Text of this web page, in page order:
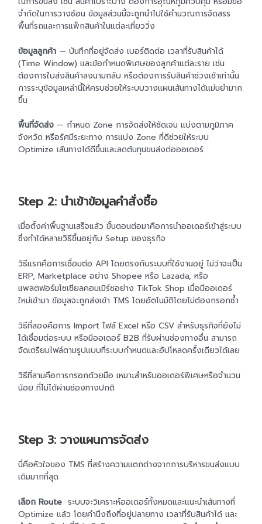
จำกัดในการวางซ้อน ข้อมูลส่วนนี้จะถูกนำไปใช้คำนวณการจัดสรร
พื้นที่รถและการแพ็กสินค้าในแต่ละเที่ยววิ่ง
ข้อมูลลูกค้า — บันทึกที่อยู่จัดส่ง เบอร์ติดต่อ เวลาที่รับสินค้าได้
(Time Window) และข้อกำหนดพิเศษของลูกค้าแต่ละราย เช่น
ต้องการใบส่งสินค้าลงนามกลับ หรือต้องการรับสินค้าช่วงเช้าเท่านั้น
การระบุข้อมูลเหล่านี้ให้ครบช่วยให้ระบบวางแผนเส้นทางได้แม่นยำมาก
ขึ้น
พื้นที่จัดส่ง — กำหนด Zone การจัดส่งให้ชัดเจน แบ่งตามภูมิภาค
จังหวัด หรือรัศมีระยะทาง การแบ่ง Zone ที่ดีช่วยให้ระบบ
Optimize เส้นทางได้ดีขึ้นและลดต้นทุนขนส่งต่อออเดอร์
Step 2: นำเข้าข้อมูลคำสั่งซื้อ
เมื่อตั้งค่าพื้นฐานเสร็จแล้ว ขั้นตอนต่อมาคือการนำออเดอร์เข้าสู่ระบบ
ซึ่งทำได้หลายวิธีขึ้นอยู่กับ Setup ของธุรกิจ
วิธีแรกคือการเชื่อมต่อ API โดยตรงกับระบบที่ใช้งานอยู่ ไม่ว่าจะเป็น
ERP, Marketplace อย่าง Shopee หรือ Lazada, หรือ
แพลตฟอร์มโซเชียลคอมเมิร์ซอย่าง TikTok Shop เมื่อมีออเดอร์
ใหม่เข้ามา ข้อมูลจะถูกส่งเข้า TMS โดยอัตโนมัติโดยไม่ต้องกรอกซ้ำ
วิธีที่สองคือการ Import ไฟล์ Excel หรือ CSV สำหรับธุรกิจที่ยังไม่
ได้เชื่อมต่อระบบ หรือมีออเดอร์ B2B ที่รับผ่านช่องทางอื่น สามารถ
จัดเตรียมไฟล์ตามรูปแบบที่ระบบกำหนดและอัปโหลดครั้งเดียวได้เลย
วิธีที่สามคือการกรอกด้วยมือ เหมาะสำหรับออเดอร์พิเศษหรือจำนวน
น้อย ที่ไม่ได้ผ่านช่องทางปกติ
Step 3: วางแผนการจัดส่ง
นี่คือหัวใจของ TMS ที่สร้างความแตกต่างจากการบริหารขนส่งแบบ
เดิมมากที่สุด
เลือก Route ระบบจะวิเคราะห์ออเดอร์ทั้งหมดและแนะนำเส้นทางที่
Optimize แล้ว โดยคำนึงถึงที่อยู่ปลายทาง เวลาที่รับสินค้าได้ และ